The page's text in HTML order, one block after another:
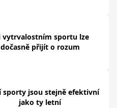
vytrvalostním sportu lze
dočasně přijít o rozum
sporty jsou stejně efektivní
jako ty letní